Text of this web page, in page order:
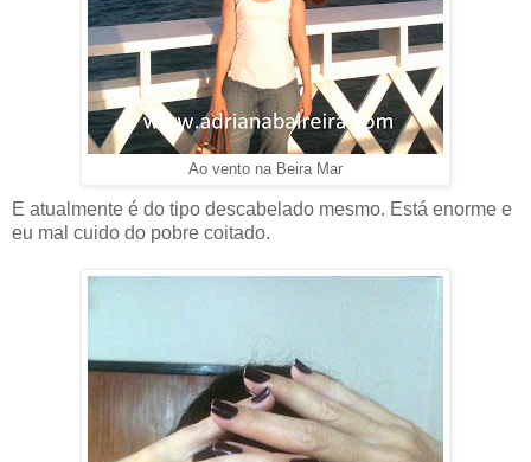
Ao vento na Beira Mar
E atualmente é do tipo descabelado mesmo. Está enorme e
eu mal cuido do pobre coitado.